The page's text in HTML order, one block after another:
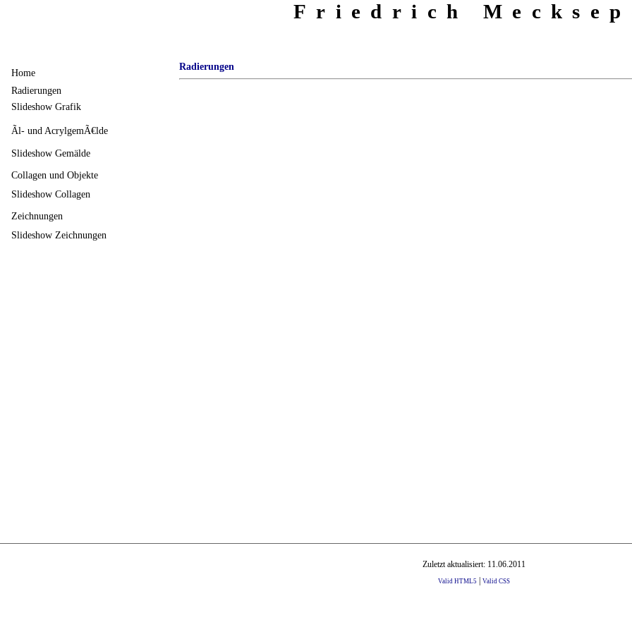
Friedrich
Radierungen
Home
Radierungen
Slideshow Grafik
Ãl- und AcrylgemÃ€lde
Slideshow Gemälde
Collagen und Objekte
Slideshow Collagen
Zeichnungen
Slideshow Zeichnungen
Zuletzt aktualisiert: 11.06.2011
Valid HTML5 Valid CSS